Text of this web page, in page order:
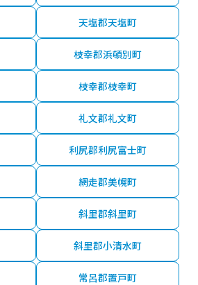
天塩郡天塩町
枝幸郡浜頓別町
枝幸郡枝幸町
礼文郡礼文町
利尻郡利尻富士町
網走郡美幌町
斜里郡斜里町
斜里郡小清水町
常呂郡置戸町